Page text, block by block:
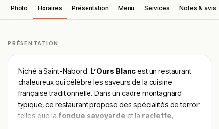
Photo Horaires Présentation Menu Services Notes & avis
PRÉSENTATION
Niché à Saint-Nabord, L’Ours Blancest un restaurant
chaleureux qui célèbre les saveurs de la cuisine
française traditionnelle. Dans un cadre montagnard
typique, ce restaurant propose des spécialités de terroir
telles que la fondue savoyarde et la raclette,